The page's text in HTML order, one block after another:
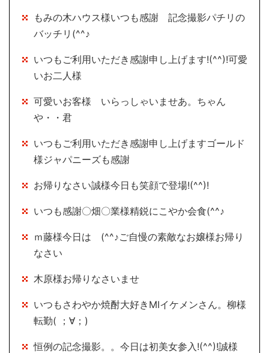
もみの木ハウス様いつも感謝 記念撮影パチリの
バッチリ(^^♪
いつもご利用いただき感謝申し上げます!(^^)!可愛
いお二人様
可愛いお客様 いらっしゃいませあ。ちゃん
や・・君
いつもご利用いただき感謝申し上げますゴールド
様ジャパニーズも感謝
お帰りなさい誠様今日も笑顔で登場!(^^)!
いつも感謝〇畑〇業様精鋭にこやか会食(^^♪
ｍ藤様今日は (^^♪ご自慢の素敵なお嬢様お帰り
なさい
木原様お帰りなさいませ
いつもさわやか焼酎大好きMIイケメンさん。柳様
転勤( ；∀；)
恒例の記念撮影。。今日は初美女参入!(^^)!誠様